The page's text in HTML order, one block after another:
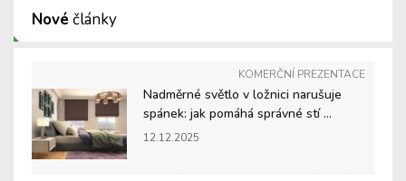
Nové články
KOMERČNÍ PREZENTACE
Nadměrné světlo v ložnici narušuje
spánek: jak pomáhá správné stí ...
12.12.2025